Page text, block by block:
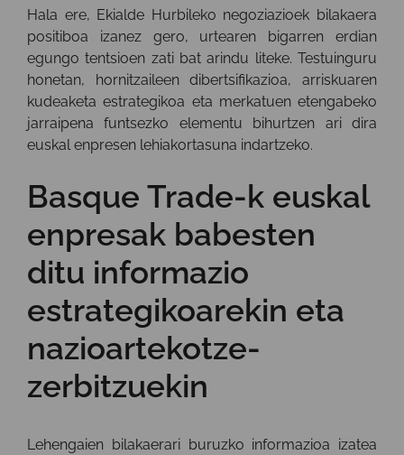
Hala ere, Ekialde Hurbileko negoziazioek bilakaera
positiboa izanez gero, urtearen bigarren erdian
egungo tentsioen zati bat arindu liteke. Testuinguru
honetan, hornitzaileen dibertsifikazioa, arriskuaren
kudeaketa estrategikoa eta merkatuen etengabeko
jarraipena funtsezko elementu bihurtzen ari dira
euskal enpresen lehiakortasuna indartzeko.
Basque Trade-k euskal
enpresak babesten
ditu informazio
estrategikoarekin eta
nazioartekotze-
zerbitzuekin
Lehengaien bilakaerari buruzko informazioa izatea